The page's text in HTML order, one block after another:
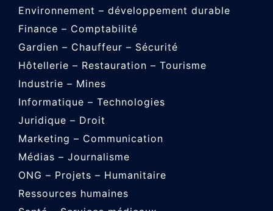
Environnement – développement durable
Finance – Comptabilité
Gardien – Chauffeur – Sécurité
Hôtellerie – Restauration – Tourisme
Industrie – Mines
Informatique – Technologies
Juridique – Droit
Marketing – Communication
Médias – Journalisme
ONG – Projets – Humanitaire
Ressources humaines